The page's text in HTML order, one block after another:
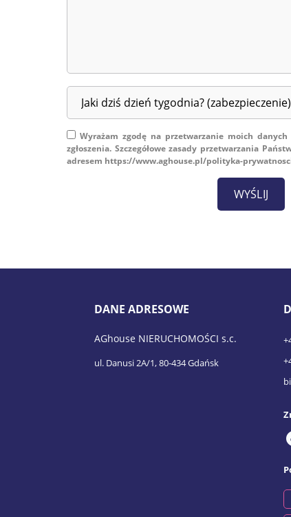
Wyrażam zgodę na przetwarzanie moich
zgłoszenia. Szczegółowe zasady przetwarzania
adresem https://www.aghouse.pl/polityka-
DANE ADRESOWE
AGhouse NIERUCHOMOŚCI s.c.
ul. Danusi 2A/1, 80-434 Gdańsk